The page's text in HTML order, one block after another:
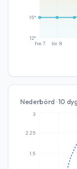
fre 7 lör 8
12°
15°
Nederbörd · 10
1.5
2.25
3